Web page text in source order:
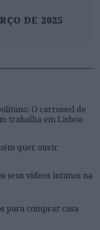
DE 2025
O carrossel de
trabalha em Lisboa
quer ouvir
seus vídeos íntimos na
para comprar casa